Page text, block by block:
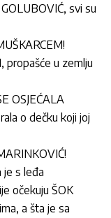
svi su
propašće u zemlju
OSJEĆALA
o dečku koji joj
je s leđa
očekuju ŠOK
a šta je sa